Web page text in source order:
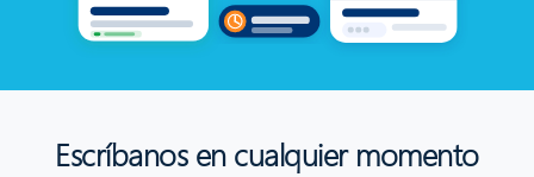
Escríbanos en cualquier momento